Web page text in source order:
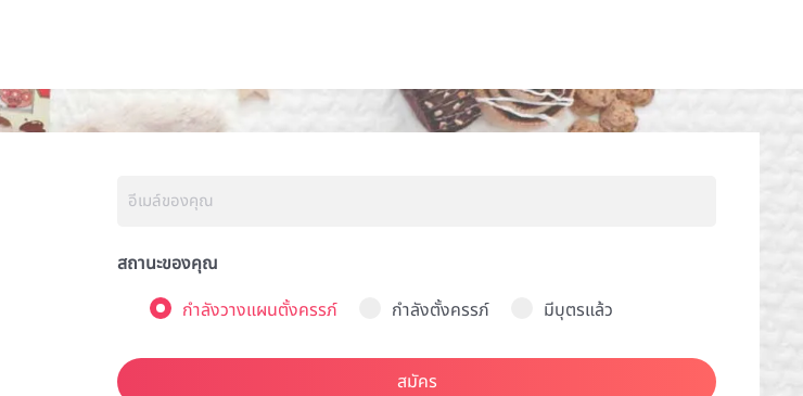
สถานะของคุณ
กำลังวางแผนตั้งครรภ์
กำลังตั้งครรภ์ มีบุตรแล้ว
สมัคร